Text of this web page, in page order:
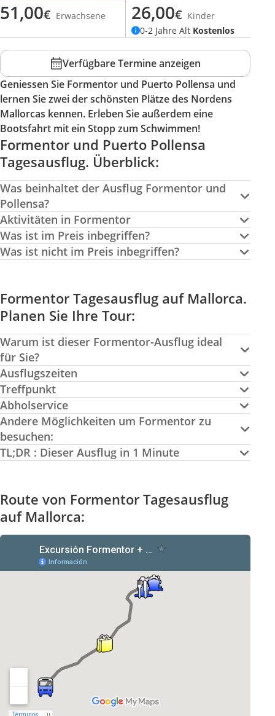
51,00€ Erwachsene 26,00€ Kinder
0-2 Jahre Alt Kostenlos
Verfügbare Termine anzeigen
Geniessen Sie Formentor und Puerto Pollensa und
lernen Sie zwei der schönsten Plätze des Nordens
Mallorcas kennen. Erleben Sie außerdem eine
Bootsfahrt mit ein Stopp zum Schwimmen!
Formentor und Puerto Pollensa
Tagesausflug. Überblick:
Was beinhaltet der Ausflug Formentor und
Pollensa?
Aktivitäten in Formentor
Was ist im Preis inbegriffen?
Was ist nicht im Preis inbegriffen?
Formentor Tagesausflug auf Mallorca.
Planen Sie Ihre Tour:
Warum ist dieser Formentor-Ausflug ideal
für Sie?
Ausflugszeiten
Treffpunkt
Abholservice
Andere Möglichkeiten um Formentor zu
besuchen:
TL;DR : Dieser Ausflug in 1 Minute
Route von Formentor Tagesausflug
auf Mallorca: